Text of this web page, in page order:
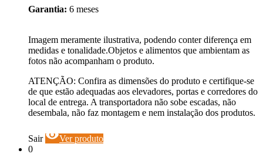
Garantia: 6 meses
Imagem meramente ilustrativa, podendo conter diferença em
medidas e tonalidade.Objetos e alimentos que ambientam as
fotos não acompanham o produto.
ATENÇÃO: Confira as dimensões do produto e certifique-se
de que estão adequadas aos elevadores, portas e corredores do
local de entrega. A transportadora não sobe escadas, não
desembala, não faz montagem e nem instalação dos produtos.
Sair visibilityVer produto
0